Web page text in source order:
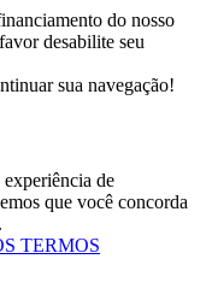
do nosso
desabilite seu
sua navegação!
de
que você concorda
TERMOS